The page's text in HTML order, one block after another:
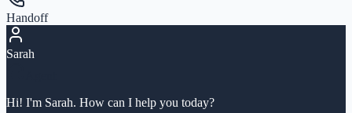
Handoff
Sarah
Hi! I'm Sarah. How can I help you today?